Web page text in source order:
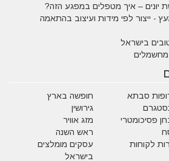
יונים – איך מטפלים במפגע הזה?
- ייצור לפי מידות ועיצוב בהתאמה
בישראל
מחשמלים
סבתא
חופשה בארץ
גירושין
פסיכומטרי
מזג אוויר
ראש השנה
לקוחות
עסקים מומלצים
בישראל